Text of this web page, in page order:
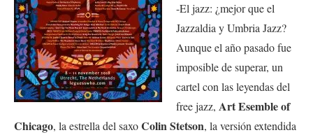
-El jazz: ¿mejor que el
Jazzaldia y Umbria Jazz?
Aunque el año pasado fue
imposible de superar, un
cartel con las leyendas del
free jazz, Art Esemble of
Chicago, la estrella del saxoColin Stetson, la versión extendida